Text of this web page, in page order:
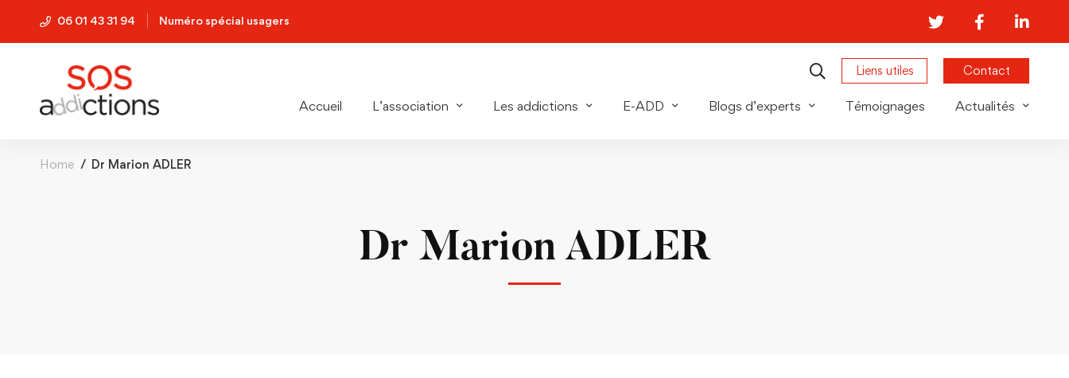
06 01 43 31 94 Numéro spécial usagers
Liens utiles Contact
Accueil L’association Les addictions E-ADD Blogs d’experts Témoignages Actualités
Home Dr Marion ADLER
Dr Marion ADLER